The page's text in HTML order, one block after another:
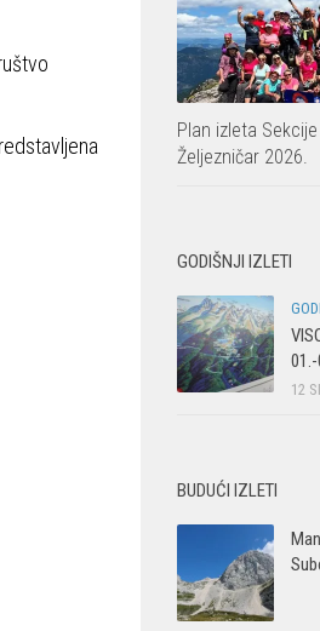
Plan izleta
Željezničar 2026.
GODIŠNJI IZLETI
12
BUDUĆI IZLETI